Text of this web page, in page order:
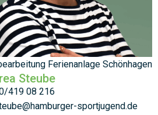
Ferienanlage Schönhagen
Steube
419 08 216
sportjugend.de